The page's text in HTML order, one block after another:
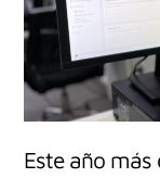
Este año más